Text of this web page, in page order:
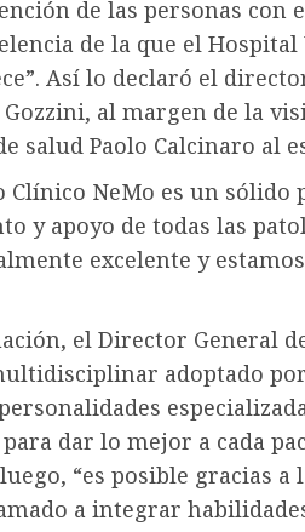
de las personas con
de la que el
Así lo declaró el
al margen de la
salud Paolo Calcinaro al
Clínico NeMo es un
y apoyo de todas las
excelente y
el Director General
adoptado
dar lo mejor a cada
“es posible gracias
a integrar